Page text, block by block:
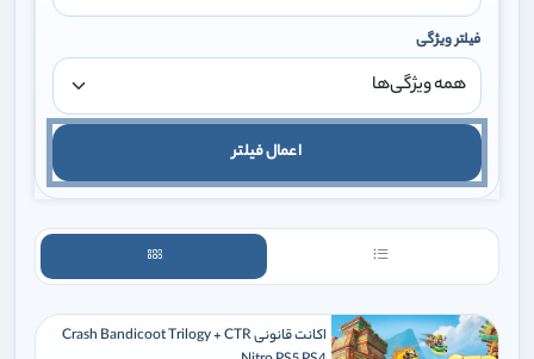
فیلتر ویژگی
اعمال فیلتر
اکانت قانونی Crash Bandicoot Trilogy + CTR